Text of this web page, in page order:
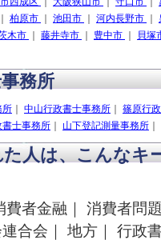
柏原市 池田市 河内長野市
木市 藤井寺市 豊中市
貝塚
務所
所 中山行政書士事務所
篠原行
書士事務所 山下登記測量事務所
人は、こんなキ
者金融｜ 消費者問
合会｜ 地方｜ 行政